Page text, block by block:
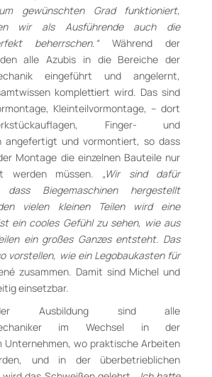
gewünschten Grad funktioniert,
wir als Ausführende auch die
beherrschen.“Während der
alle Azubis in die Bereiche der
eingeführt und angelernt,
komplettiert wird. Das sind
Kleinteilvormontage, – dort
Finger- und
angefertigt und vormontiert, so dass
Montage die einzelnen Bauteile nur
werden müssen. „Wir sind dafür
dass Biegemaschinen hergestellt
vielen kleinen Teilen wird eine
ein cooles Gefühl zu sehen, wie aus
ein großes Ganzes entsteht. Das
vorstellen, wie ein Legobaukasten für
zusammen. Damit sind Michel und
einsetzbar.
Ausbildung sind alle
im Wechsel in der
Unternehmen, wo praktische Arbeiten
und in der überbetrieblichen